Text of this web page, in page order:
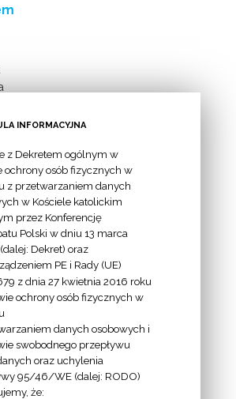
INFORMACYJNA
z Dekretem ogólnym w
ochrony osób fizycznych w
z przetwarzaniem danych
w Kościele katolickim
przez Konferencję
Polski w dniu 13 marca
Dekret) oraz
PE i Rady (UE)
z dnia 27 kwietnia 2016 roku
ochrony osób fizycznych w
danych osobowych i
swobodnego przepływu
oraz uchylenia
95/46/WE (dalej: RODO)
że: